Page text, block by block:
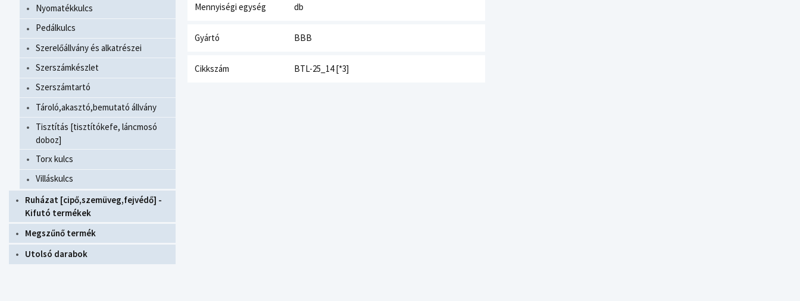
Nyomatékkulcs
Pedálkulcs
Szerelőállvány és alkatrészei
Szerszámkészlet
Szerszámtartó
Tároló,akasztó,bemutató állvány
Tisztítás [tisztítókefe, láncmosó
doboz]
Torx kulcs
Villáskulcs
Ruházat [cipő,szemüveg,fejvédő] -
Kifutó termékek
Megszűnő termék
Utolsó darabok
Mennyiségi egység db
Gyártó BBB
Cikkszám BTL-25_14 [*3]